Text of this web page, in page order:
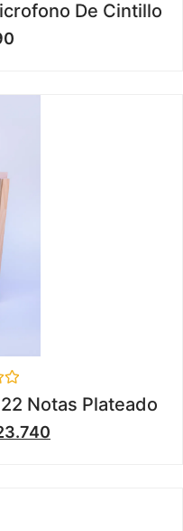
De Cintillo
Notas Plateado